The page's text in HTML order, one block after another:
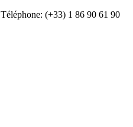
Téléphone: (+33) 1 86 90 61 90